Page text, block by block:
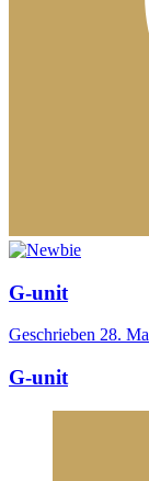
G-unit
Geschrieben 28.
G-unit